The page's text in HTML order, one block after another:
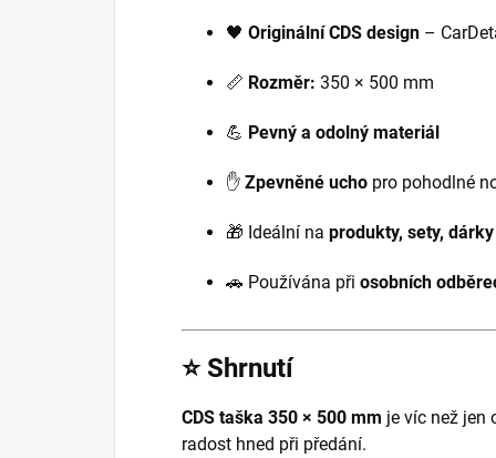
🖤 Originální CDS design –
📏 Rozměr: 350 × 500 mm
💪 Pevný a odolný materiál
✋ Zpevněné ucho pro pohodlné
🎁 Ideální na produkty, sety,
🚗 Používána při osobních
⭐ Shrnutí
CDS taška 350 × 500 mm je víc než jen
radost hned při předání.